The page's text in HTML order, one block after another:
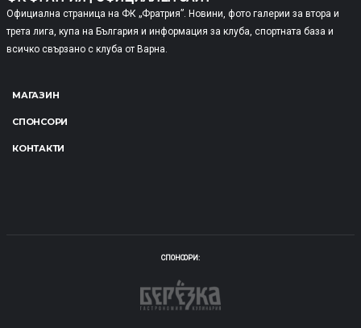
Официална страница на ФК „Фратрия”. Новини, фото галерии за втора и
трета лига, купа на България и информация за клуба, спортната база и
всичко свързано с клуба от Варна.
МАГАЗИН
СПОНСОРИ
КОНТАКТИ
СПОНСОРИ: